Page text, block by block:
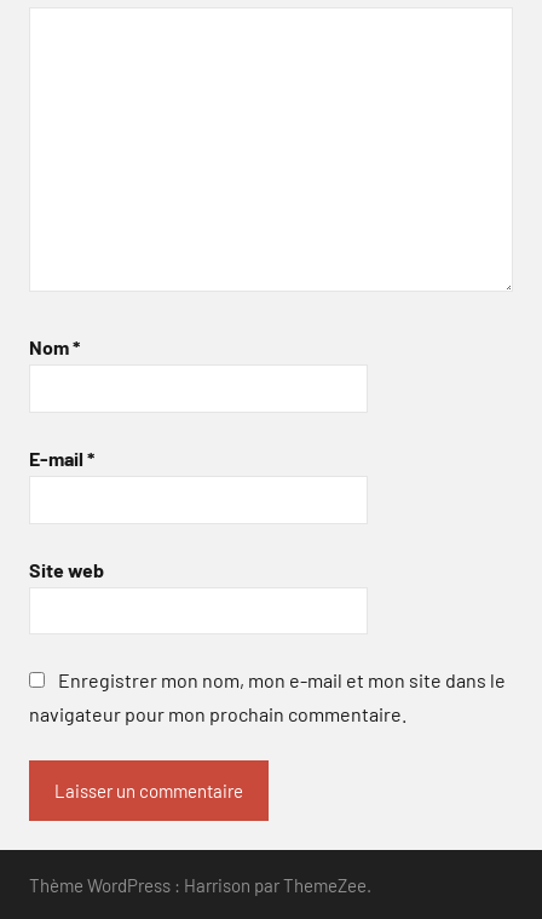
Nom*
E-mail *
Site web
Enregistrer mon nom, mon e-mail et mon site dans le
navigateur pour mon prochain commentaire.
Thème WordPress : Harrison par ThemeZee.